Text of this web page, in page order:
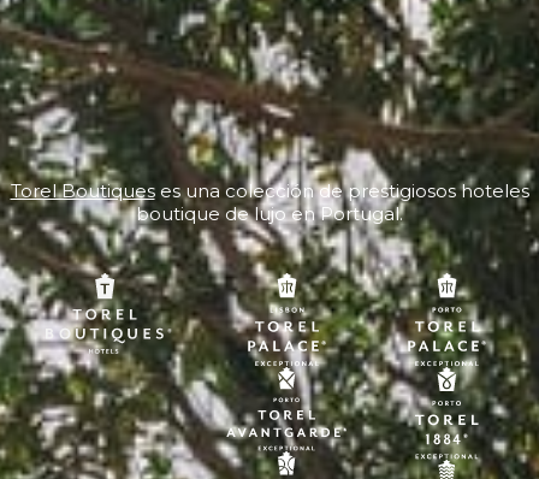
Torel Boutiqueses una colección de prestigiosos hoteles
boutique de lujo en Portugal.